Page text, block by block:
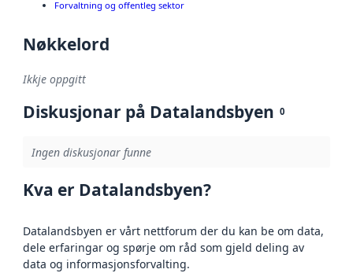
Forvaltning og offentleg sektor
Nøkkelord
Ikkje oppgitt
Diskusjonar på Datalandsbyen 0
Ingen diskusjonar funne
Kva er Datalandsbyen?
Datalandsbyen er vårt nettforum der du kan be om data,
dele erfaringar og spørje om råd som gjeld deling av
data og informasjonsforvalting.